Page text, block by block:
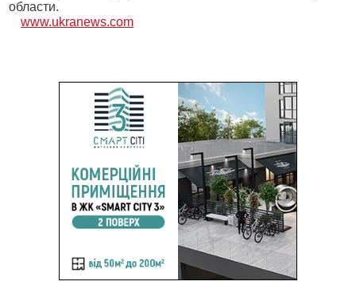
области.
www.ukranews.com